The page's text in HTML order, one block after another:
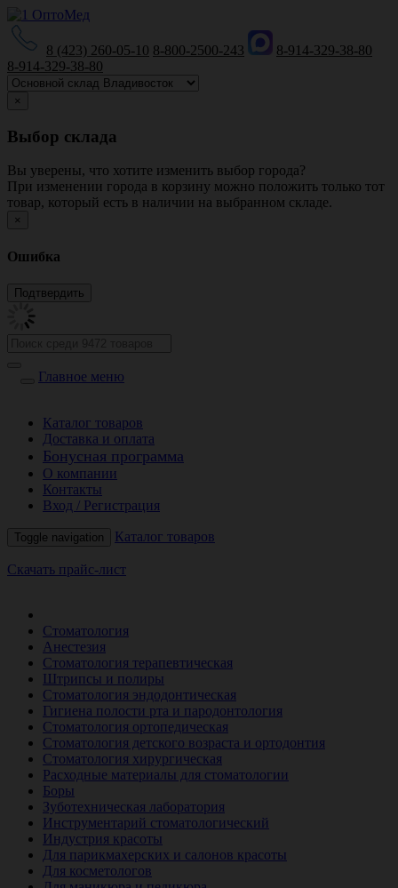
8 (423) 260-05-10 8-800-2500-243
8-914-329-38-80
8-914-329-38-80
×
Выбор склада
Вы уверены, что хотите изменить выбор города?
При изменении города в корзину можно положить только тот
товар, который есть в наличии на выбранном складе.
×
Ошибка
Главное меню
Каталог товаров
Доставка и оплата
Бонусная программа
О компании
Контакты
Вход / Регистрация
Toggle navigation Каталог товаров
Скачать прайс-лист
Стоматология
Анестезия
Стоматология терапевтическая
Штрипсы и полиры
Стоматология эндодонтическая
Гигиена полости рта и пародонтология
Стоматология ортопедическая
Стоматология детского возраста и ортодонтия
Стоматология хирургическая
Расходные материалы для стоматологии
Боры
Зуботехническая лаборатория
Инструментарий стоматологический
Индустрия красоты
Для парикмахерских и салонов красоты
Для косметологов